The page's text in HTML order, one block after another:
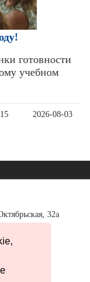
готовности
учебном
2026-08-03
15
32а